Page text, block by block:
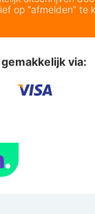
op “afmelden” te
via: